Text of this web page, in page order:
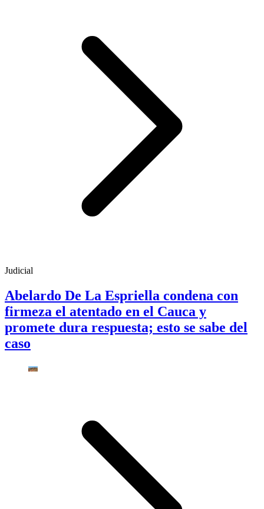
Judicial
Abelardo De La Espriella condena con
firmeza el atentado en el Cauca y
promete dura respuesta; esto se sabe del
caso